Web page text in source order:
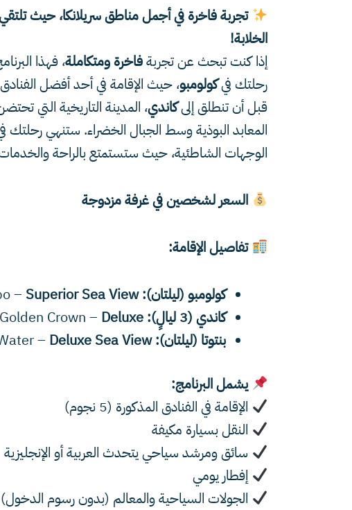
تجربة فاخرة في أجمل مناطق سريلانكا، حيث
الخلابة!
إذا كنت تبحث عن تجربةفاخرة ومتكاملة، فهذا
رحلتك فيكولومبو، حيث الإقامة في أحد أفضل
قبل أن تنطلق إلىكاندي، المدينة التاريخية التي
المعابد البوذية وسط الجبال الخضراء. ستنهي رحلتك
الوجهات الشاطئية، حيث ستستمتع بالراحة والخدمات
السعر لشخصين في غرفة مزدوجة
تفاصيل الإقامة:
كولومبو (ليلتان):NH Colombo –
Superior Sea View
كاندي (3 ليالٍ):
Deluxe
بنتوتا (ليلتان):The Blue Water –
Deluxe Sea View
يشمل البرنامج:
الإقامة في الفنادق المذكورة (5 نجوم)
النقل بسيارة مكيفة
سائق ومرشد سياحي يتحدث العربية أو الإنجليزية
إفطار يومي
الجولات السياحية والمعالم (بدون رسوم الدخول)